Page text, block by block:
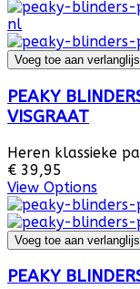
Voeg toe aan
PEAKY
VISGRAAT
Heren klassieke
€ 39,95
View Options
Voeg toe aan
PEAKY